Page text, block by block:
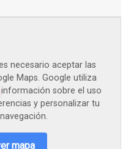
necesario aceptar las
Maps. Google utiliza
sobre el uso
y personalizar tu
mapa